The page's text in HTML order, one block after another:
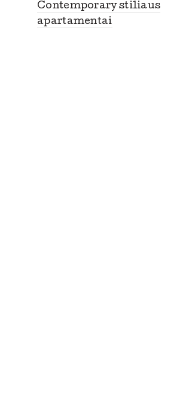
Contemporary stiliaus
apartamentai